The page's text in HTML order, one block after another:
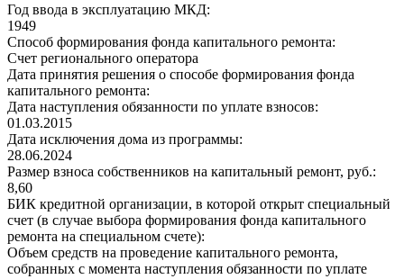
Год ввода в эксплуатацию МКД:
1949
Способ формирования фонда капитального ремонта:
Счет регионального оператора
Дата принятия решения о способе формирования фонда
капитального ремонта:
Дата наступления обязанности по уплате взносов:
01.03.2015
Дата исключения дома из программы:
28.06.2024
Размер взноса собственников на капитальный ремонт, руб.:
8,60
БИК кредитной организации, в которой открыт специальный
счет (в случае выбора формирования фонда капитального
ремонта на специальном счете):
Объем средств на проведение капитального ремонта,
собранных с момента наступления обязанности по уплате